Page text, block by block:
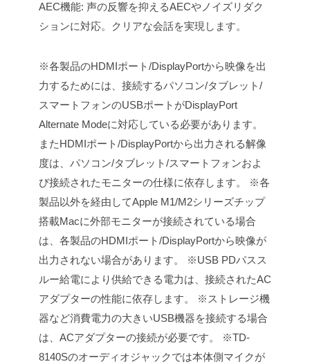
AEC機能: 声の反響を抑えるAECやノイズリダク
ションに対応。クリアな会話を実現します。
※各製品のHDMIポート/DisplayPortから映像を出
力するためには、接続するパソコン/タブレット/
スマートフォンのUSBポートがDisplayPort
Alternate Modeに対応している必要があります。
またHDMIポート/DisplayPortから出力される解像
度は、パソコン/タブレット/スマートフォンおよ
び接続されたモニターの仕様に依存します。
※各
製品以外を経由してApple M1/M2シリーズチップ
搭載Macに外部モニターが接続されている場合
は、各製品のHDMIポート/DisplayPortから映像が
出力されない場合があります。
※USB PDパスス
ルー給電により供給できる電力は、接続されたAC
アダプターの性能に依存します。
※ストレージ機
器など消費電力の大きいUSB機器を接続する場合
は、ACアダプターの接続が必要です。
※TD-
8140Sのオーディオジャックでは本体側マイクが